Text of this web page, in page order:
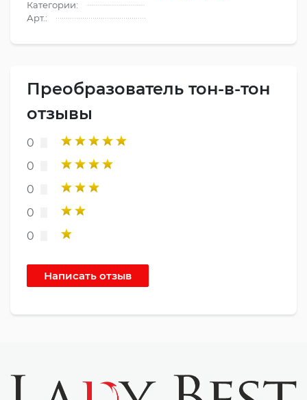
Категории:
Арт.:
Преобразователь тон-в-тон
отзывы
0
0
0
0
0